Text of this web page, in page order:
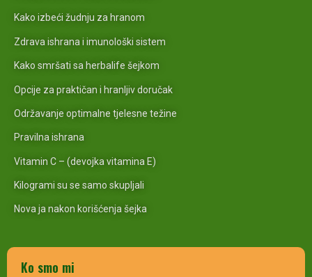
Kako izbeći žudnju za hranom
Zdrava ishrana i imunološki sistem
Kako smršati sa herbalife šejkom
Opcije za praktičan i hranljiv doručak
Održavanje optimalne tjelesne težine
Pravilna ishrana
Vitamin C – (devojka vitamina E)
Kilogrami su se samo skupljali
Nova ja nakon korišćenja šejka
Ko smo mi